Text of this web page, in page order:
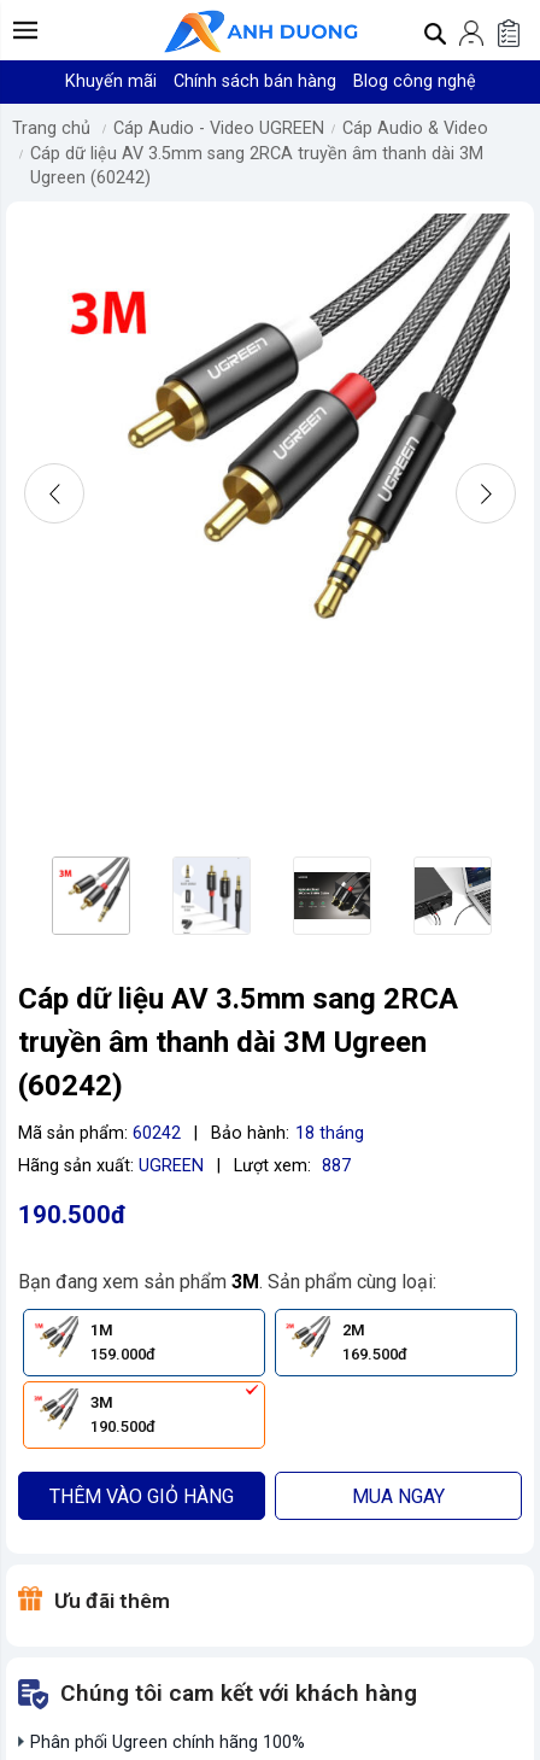
Khuyến mãi Chính sách bán hàng Blog công nghệ
Trang chủ Cáp Audio - Video UGREEN
Cáp Audio & Video
Cáp dữ liệu AV 3.5mm sang 2RCA truyền âm thanh dài 3M
Ugreen (60242)
Cáp dữ liệu AV 3.5mm sang 2RCA
truyền âm thanh dài 3M Ugreen
(60242)
Mã sản phẩm: 60242 Bảo hành: 18 tháng
Hãng sản xuất: UGREEN Lượt xem: 887
190.500đ
Bạn đang xem sản phẩm 3M. Sản phẩm cùng loại:
1M
159.000đ
2M
169.500đ
3M
190.500đ
THÊM VÀO GIỎ HÀNG MUA NGAY
Ưu đãi thêm
Chúng tôi cam kết với khách hàng
Phân phối Ugreen chính hãng 100%